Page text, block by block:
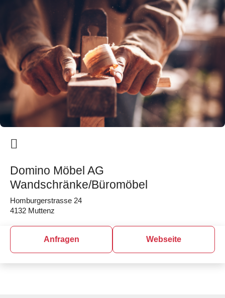
Domino Möbel AG
Wandschränke/Büromöbel
Homburgerstrasse 24
4132 Muttenz
Anfragen Webseite